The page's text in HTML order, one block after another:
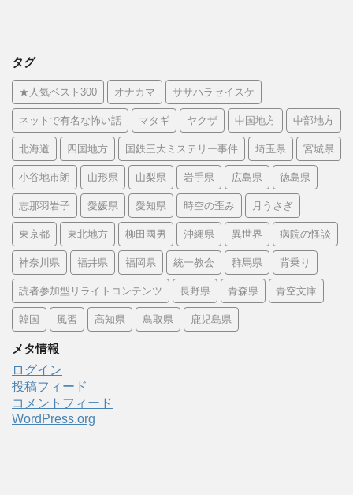
タグ
★人気ベスト300 オナカマ ササハラセイスケ
ネットで有名な怖い話 マタギ ヤクザ 中国地方 中部地方
北海道 四国地方 国鉄三大ミステリー事件 埼玉県 宮城県
小谷地市朗 山形県 山梨県 岩手県 広島県 徳島県
志那羽岩子 愛媛県 愛知県 時空の歪み 月うさぎ
東京都 東北地方 柳田國男 沖縄県 異世界 病院の怪談
神奈川県 福井県 福岡県 統一教会 群馬県 背乗り
読者参加型リライトコンテンツ 長野県 青森県 青空文庫
韓国 風習 高知県 鳥取県 鹿児島県
メタ情報
ログイン
投稿フィード
コメントフィード
WordPress.org